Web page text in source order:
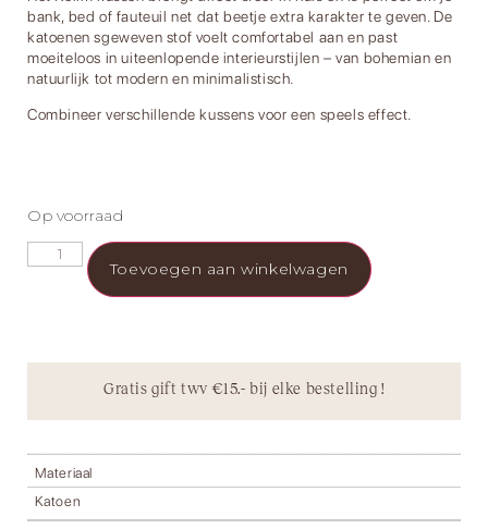
bank, bed of fauteuil net dat beetje extra karakter te geven. De
katoenen sgeweven stof voelt comfortabel aan en past
moeiteloos in uiteenlopende interieurstijlen – van bohemian en
natuurlijk tot modern en minimalistisch.
Combineer verschillende kussens voor een speels effect.
Op voorraad
Toevoegen aan winkelwagen
Gratis gift twv €15.- bij elke bestelling !
Materiaal
Katoen